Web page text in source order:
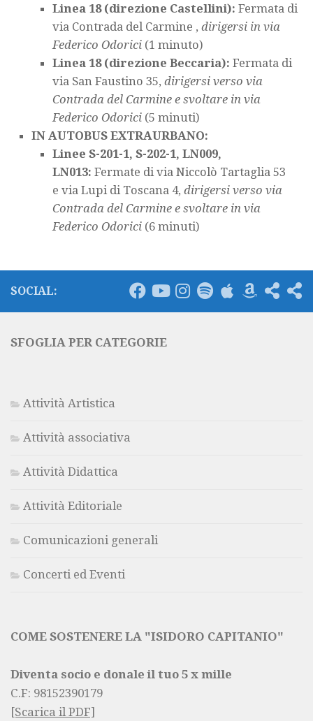
Linea 18 (direzione Castellini): Fermata di
via Contrada del Carmine , dirigersi in via
Federico Odorici (1 minuto)
Linea 18 (direzione Beccaria): Fermata di
via San Faustino 35, dirigersi verso via
Contrada del Carmine e svoltare in via
Federico Odorici (5 minuti)
IN AUTOBUS EXTRAURBANO:
Linee S-201-1, S-202-1, LN009,
LN013: Fermate di via Niccolò Tartaglia 53
e via Lupi di Toscana 4, dirigersi verso via
Contrada del Carmine e svoltare in via
Federico Odorici (6 minuti)
SOCIAL:
SFOGLIA PER CATEGORIE
Attività Artistica
Attività associativa
Attività Didattica
Attività Editoriale
Comunicazioni generali
Concerti ed Eventi
COME SOSTENERE LA "ISIDORO CAPITANIO"
Diventa socio e donale il tuo 5 x mille
C.F: 98152390179
[Scarica il PDF]